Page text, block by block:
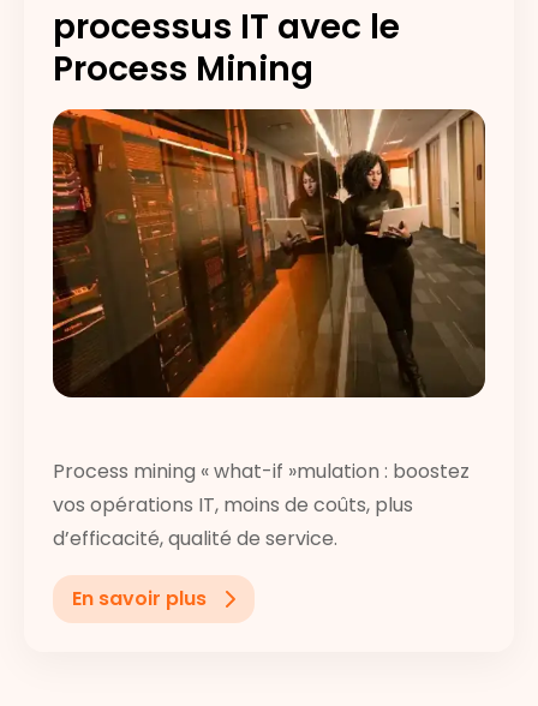
processus IT avec le
Process Mining
Process mining « what-if »mulation : boostez
vos opérations IT, moins de coûts, plus
d’efficacité, qualité de service.
En savoir plus